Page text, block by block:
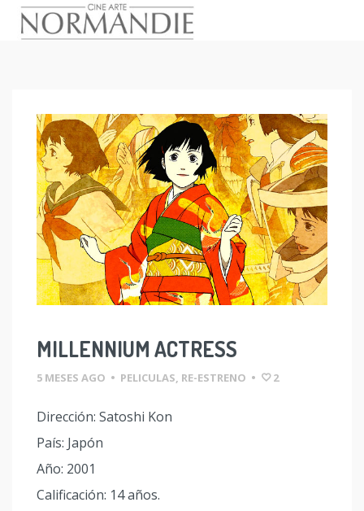
MILLENNIUM ACTRESS
5 MESES AGO • PELICULAS, RE-ESTRENO • 2
Dirección: Satoshi Kon
País: Japón
Año: 2001
Calificación: 14 años.